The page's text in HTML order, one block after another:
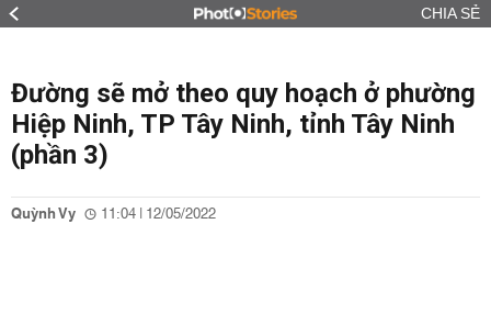
CHIA SẺ
Đường sẽ mở theo quy hoạch ở phường
Hiệp Ninh, TP Tây Ninh, tỉnh Tây Ninh
(phần 3)
Quỳnh Vy 11:04 | 12/05/2022